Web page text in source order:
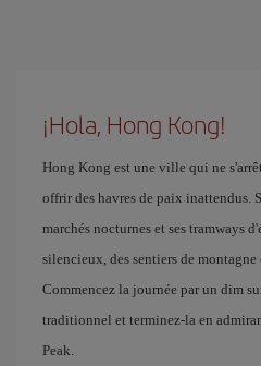
¡Hola, Hong Kong!
Hong Kong est une ville qui ne
offrir des havres de paix inattendus.
marchés nocturnes et ses tramways
silencieux, des sentiers de montagne
Commencez la journée par un dim
traditionnel et terminez-la en
Peak.